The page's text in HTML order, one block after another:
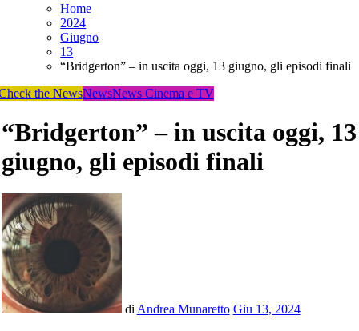
Home
2024
Giugno
13
“Bridgerton” – in uscita oggi, 13 giugno, gli episodi finali
the NewsNewsNews Cinema e TV
“Bridgerton” – in uscita oggi, 13
giugno, gli episodi finali
di Andrea Munaretto Giu 13, 2024